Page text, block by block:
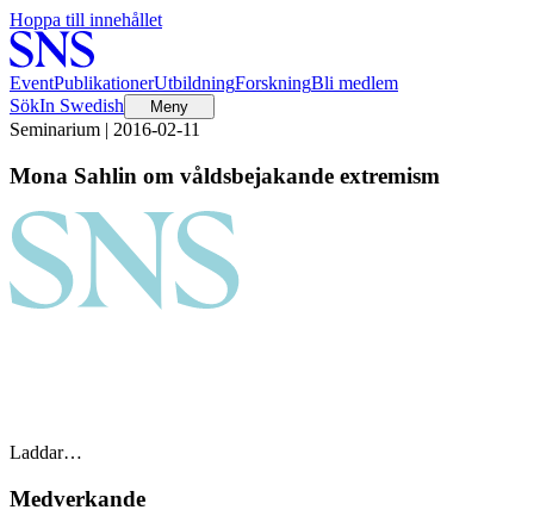
Hoppa till innehållet
EventPublikationerUtbildningForskningBli medlem
SökIn Swedish Meny
Seminarium | 2016-02-11
Mona Sahlin om våldsbejakande extremism
Laddar…
Medverkande